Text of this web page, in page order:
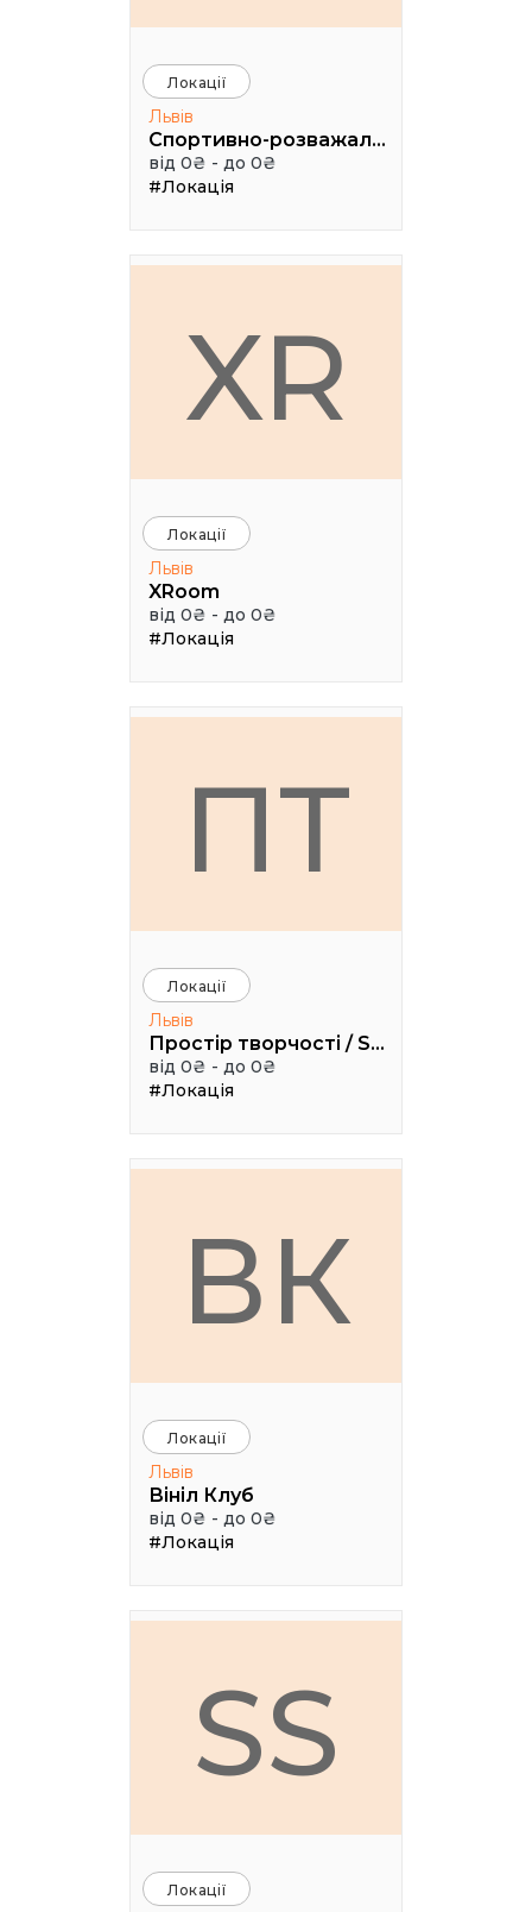
Локації
Львів
Спортивно-розважальний комплекс "Медик"
від 0₴ - до 0₴
#Локація
XR
Локації
Львів
XRoom
від 0₴ - до 0₴
#Локація
ПТ
Локації
Львів
Простір творчості / Space creativity
від 0₴ - до 0₴
#Локація
ВК
Локації
Львів
Вініл Клуб
від 0₴ - до 0₴
#Локація
SS
Локації